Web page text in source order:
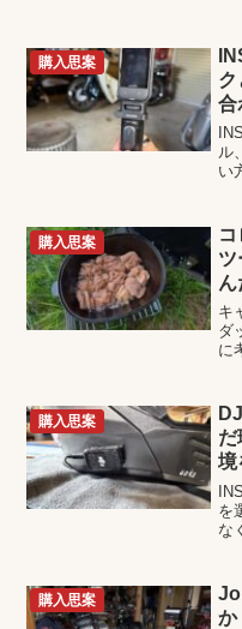
購入思案
ク
合
ル
い
て
購入思案
ツ
キ
ダ
に
両
ん
購入思案
だ
境
を
な
線
購入思案
か